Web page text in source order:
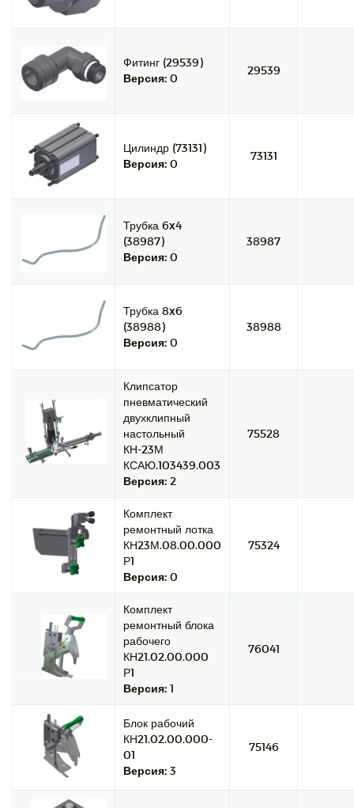
Фитинг (29539)
Версия: 0
29539
Цилиндр (73131)
Версия: 0
73131
Трубка 6x4
(38987)
Версия: 0
38987
Трубка 8x6
(38988)
Версия: 0
38988
Клипсатор
пневматический
двухклипный
настольный
КН-23М
КСАЮ.103439.003
Версия: 2
75528
Комплект
ремонтный лотка
КН23М.08.00.000
Р1
Версия: 0
75324
Комплект
ремонтный блока
рабочего
КН21.02.00.000
Р1
Версия: 1
76041
Блок рабочий
КН21.02.00.000-
01
Версия: 3
75146